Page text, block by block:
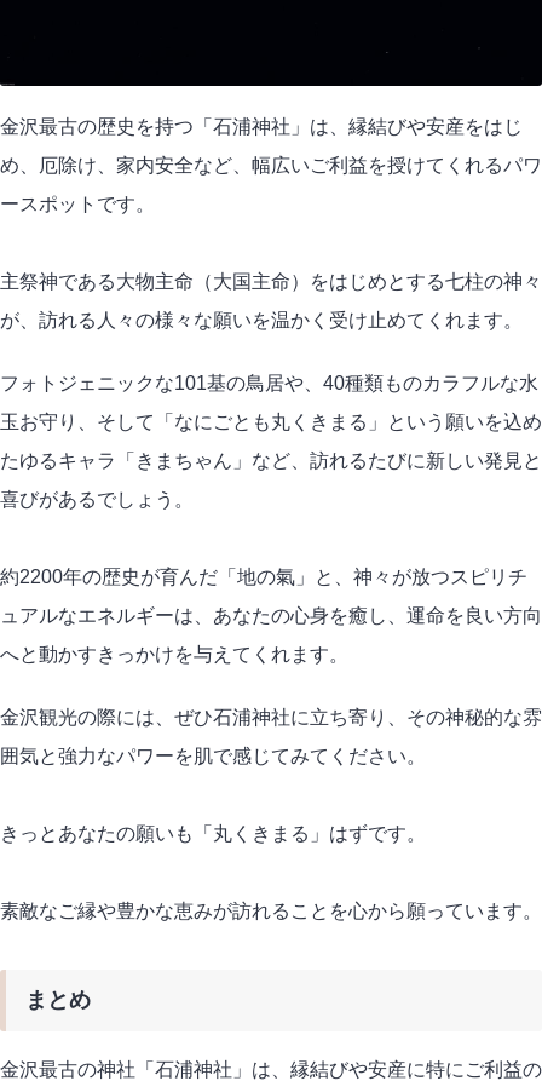
金沢最古の歴史を持つ「石浦神社」は、縁結びや安産をはじ
め、厄除け、家内安全など、幅広いご利益を授けてくれるパワ
ースポットです。
主祭神である大物主命（大国主命）をはじめとする七柱の神々
が、訪れる人々の様々な願いを温かく受け止めてくれます。
フォトジェニックな101基の鳥居や、40種類ものカラフルな水
玉お守り、そして「なにごとも丸くきまる」という願いを込め
たゆるキャラ「きまちゃん」など、訪れるたびに新しい発見と
喜びがあるでしょう。
約2200年の歴史が育んだ「地の氣」と、神々が放つスピリチ
ュアルなエネルギーは、あなたの心身を癒し、運命を良い方向
へと動かすきっかけを与えてくれます。
金沢観光の際には、ぜひ石浦神社に立ち寄り、その神秘的な雰
囲気と強力なパワーを肌で感じてみてください。
きっとあなたの願いも「丸くきまる」はずです。
素敵なご縁や豊かな恵みが訪れることを心から願っています。
まとめ
金沢最古の神社「石浦神社」は、縁結びや安産に特にご利益の